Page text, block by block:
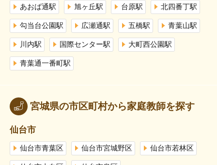
あおば通駅 旭ヶ丘駅 台原駅 北四番丁駅
勾当台公園駅 広瀬通駅 五橋駅 青葉山駅
川内駅 国際センター駅 大町西公園駅
青葉通一番町駅
宮城県の市区町村から家庭教師を探す
仙台市
仙台市青葉区 仙台市宮城野区 仙台市若林区